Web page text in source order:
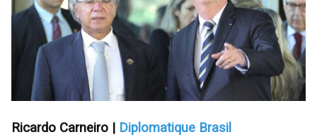
Ricardo Carneiro | Diplomatique Brasil